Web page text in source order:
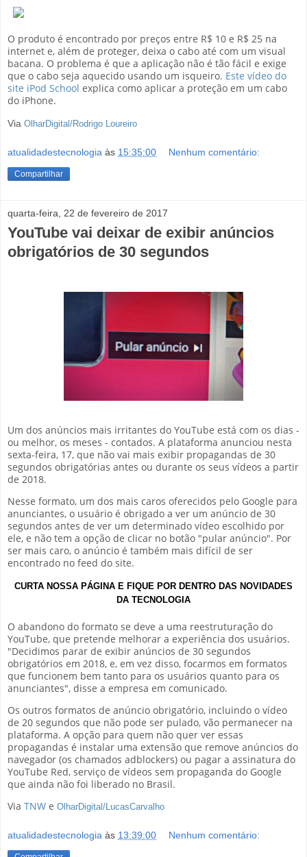
O produto é encontrado por preços entre R$ 10 e R$ 25 na
internet e, além de proteger, deixa o cabo até com um visual
bacana. O problema é que a aplicação não é tão fácil e exige
que o cabo seja aquecido usando um isqueiro. Este vídeo do
site iPod School explica como aplicar a proteção em um cabo
do iPhone.
Via OlharDigital/Rodrigo Loureiro
atualidadestecnologia às 15:35:00 Nenhum comentário:
Compartilhar
quarta-feira, 22 de fevereiro de 2017
YouTube vai deixar de exibir anúncios
obrigatórios de 30 segundos
Um dos anúncios mais irritantes do YouTube está com os dias -
ou melhor, os meses - contados. A plataforma anunciou nesta
sexta-feira, 17, que não vai mais exibir propagandas de 30
segundos obrigatórias antes ou durante os seus vídeos a partir
de 2018.
Nesse formato, um dos mais caros oferecidos pelo Google para
anunciantes, o usuário é obrigado a ver um anúncio de 30
segundos antes de ver um determinado vídeo escolhido por
ele, e não tem a opção de clicar no botão "pular anúncio". Por
ser mais caro, o anúncio é também mais difícil de ser
encontrado no feed do site.
CURTA NOSSA PÁGINA E FIQUE POR DENTRO DAS NOVIDADES
DA TECNOLOGIA
O abandono do formato se deve a uma reestruturação do
YouTube, que pretende melhorar a experiência dos usuários.
"Decidimos parar de exibir anúncios de 30 segundos
obrigatórios em 2018, e, em vez disso, focarmos em formatos
que funcionem bem tanto para os usuários quanto para os
anunciantes", disse a empresa em comunicado.
Os outros formatos de anúncio obrigatório, incluindo o vídeo
de 20 segundos que não pode ser pulado, vão permanecer na
plataforma. A opção para quem não quer ver essas
propagandas é instalar uma extensão que remove anúncios do
navegador (os chamados adblockers) ou pagar a assinatura do
YouTube Red, serviço de vídeos sem propaganda do Google
que ainda não foi liberado no Brasil.
Via TNW e OlharDigital/LucasCarvalho
atualidadestecnologia às 13:39:00 Nenhum comentário: